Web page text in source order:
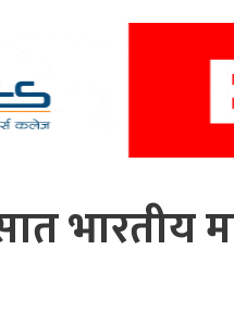
भारतीय